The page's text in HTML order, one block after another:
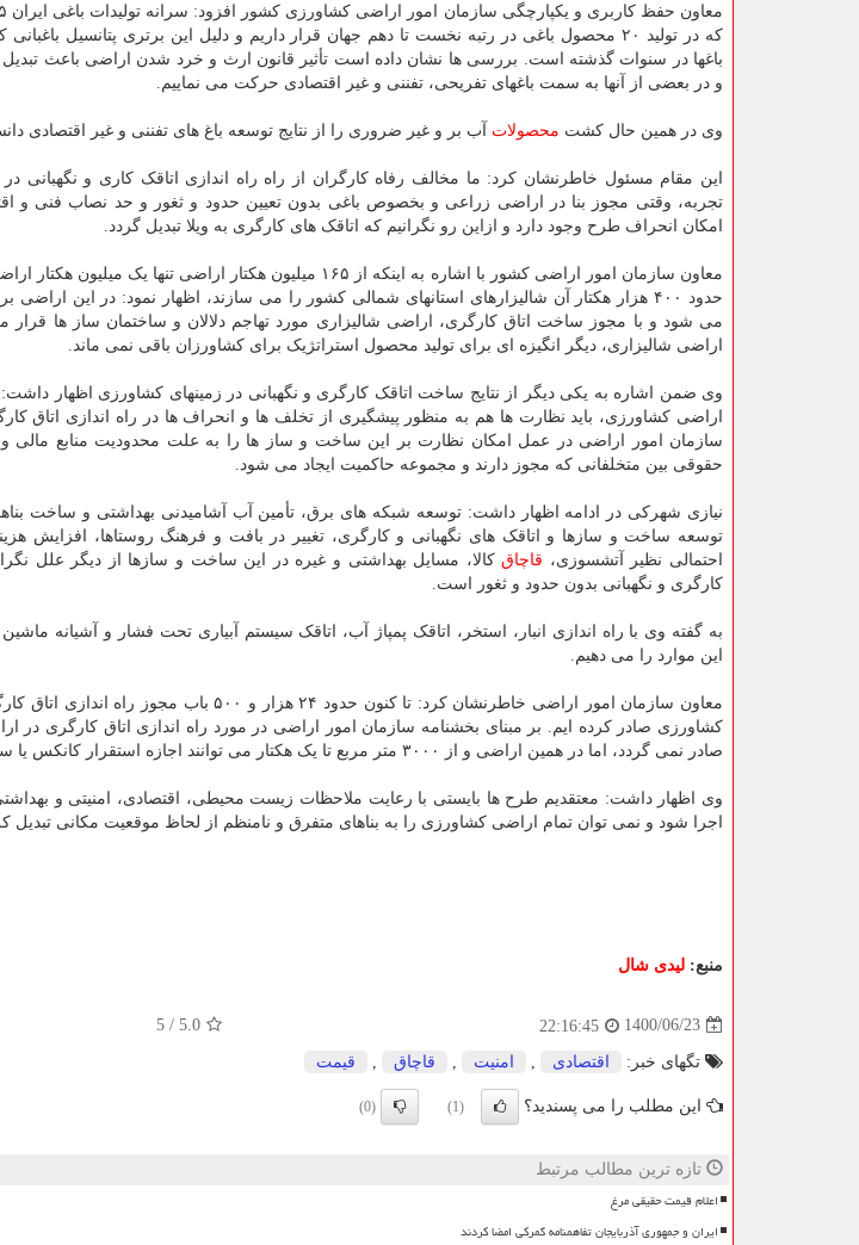
که در تولید ۲۰ محصول باغی در رتبه نخست تا دهم جهان قرار داریم و دلیل این برتری پتانسیل
باغها در سنوات گذشته است. بررسی ها نشان داده است تأثیر قانون ارث و خرد شدن اراضی باعث تبدیل
و در بعضی از آنها به سمت باغهای تفریحی، تفننی و غیر اقتصادی حرکت می نماییم.
وی در همین حال کشت محصولات آب بر و غیر ضروری را از نتایج توسعه باغ های تفننی و غیر اقتصادی
این مقام مسئول خاطرنشان کرد: ما مخالف رفاه کارگران از راه راه اندازی اتاقک کاری و نگهبانی
تجربه، وقتی مجوز بنا در اراضی زراعی و بخصوص باغی بدون تعیین حدود و ثغور و حد نصاب فنی و
امکان انحراف طرح وجود دارد و ازاین رو نگرانیم که اتاقک های کارگری به ویلا تبدیل گردد.
معاون سازمان امور اراضی کشور با اشاره به اینکه از ۱۶۵ میلیون هکتار
حدود ۴۰۰ هزار هکتار آن شالیزارهای استانهای شمالی کشور را می سازند، اظهار نمود: در این
می شود و با مجوز ساخت اتاق کارگری، اراضی شالیزاری مورد تهاجم دلالان و ساختمان ساز ها قرار
اراضی شالیزاری، دیگر انگیزه ای برای تولید محصول استراتژیک برای کشاورزان باقی نمی ماند.
وی ضمن اشاره به یکی دیگر از نتایج ساخت اتاقک کارگری و نگهبانی در زمینهای کشاورزی اظهار
اراضی کشاورزی، باید نظارت ها هم به منظور پیشگیری از تخلف ها و انحراف ها در راه اندازی اتاق
سازمان امور اراضی در عمل امکان نظارت بر این ساخت و ساز ها را به علت محدودیت منابع مالی و
حقوقی بین متخلفانی که مجوز دارند و مجموعه حاکمیت ایجاد می شود.
نیازی شهرکی در ادامه اظهار داشت: توسعه شبکه های برق، تأمین آب آشامیدنی بهداشتی و ساخت
توسعه ساخت و سازها و اتاقک های نگهبانی و کارگری، تغییر در بافت و فرهنگ روستاها، افزایش
احتمالی نظیر آتشسوزی، قاچاقکالا، مسایل بهداشتی و غیره در این ساخت و سازها از دیگر علل
کارگری و نگهبانی بدون حدود و ثغور است.
به گفته وی با راه اندازی انبار، استخر، اتاقک پمپاژ آب، اتاقک سیستم آبیاری تحت فشار و آشیانه
این موارد را می دهیم.
معاون سازمان امور اراضی خاطرنشان کرد: تا کنون حدود ۲۴
کشاورزی صادر کرده ایم. بر مبنای بخشنامه سازمان امور اراضی در مورد راه اندازی اتاق کارگری در
صادر نمی گردد، اما در همین اراضی و از ۳۰۰۰ متر مربع تا یک هکتار می توانند اجازه استقرار کانکس یا سازه های قابل حمل را داشته باشند.
وی اظهار داشت: معتقدیم طرح ها بایستی با رعایت ملاحظات زیست محیطی، اقتصادی، امنیتی و
اجرا شود و نمی توان تمام اراضی کشاورزی را به بناهای متفرق و نامنظم از لحاظ موقعیت مکانی تبدیل
منبع: لیدی شال
1400/06/23
22:16:45
5.0
/
5
تگهای خبر: اقتصادی امنیت قاچاق قیمت
این مطلب را می پسندید؟ (1)
(0)
تازه ترین مطالب مرتبط
اعلام قیمت حقیقی مرغ
ایران و جمهوری آذربایجان تفاهمنامه گمرکی امضا کردند